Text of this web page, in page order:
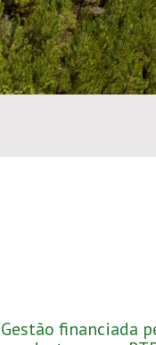
Gestão financiada